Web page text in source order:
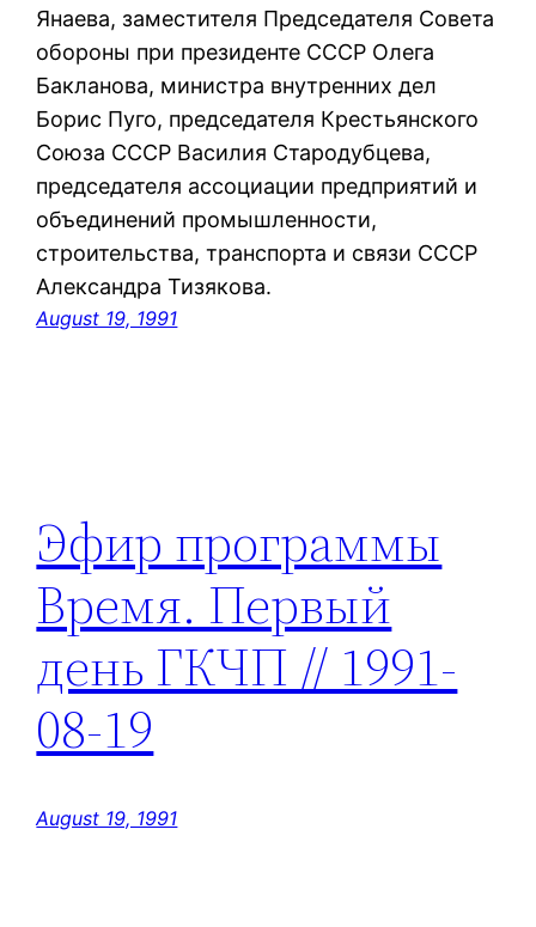
Янаева, заместителя Председателя Совета
обороны при президенте СССР Олега
Бакланова, министра внутренних дел
Борис Пуго, председателя Крестьянского
Союза СССР Василия Стародубцева,
председателя ассоциации предприятий и
объединений промышленности,
строительства, транспорта и связи СССР
Александра Тизякова.
August 19, 1991
Эфир программы
Время. Первый
день ГКЧП // 1991-
08-19
August 19, 1991